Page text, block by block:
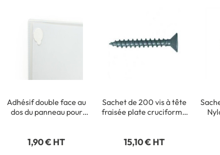
Adhésif double face au
dos du panneau pour
1,90 € HT
Sachet de 200 vis à tête
fraisée plate cruciforme
15,10 € HT